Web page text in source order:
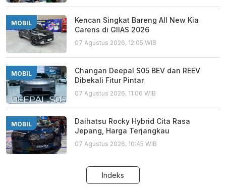
MOBIL
Kencan Singkat Bareng All New Kia
Carens di GIIAS 2026
07 Agustus 2026, 12:05 WIB
MOBIL
Changan Deepal S05 BEV dan REEV
Dibekali Fitur Pintar
07 Agustus 2026, 11:06 WIB
MOBIL
Daihatsu Rocky Hybrid Cita Rasa
Jepang, Harga Terjangkau
07 Agustus 2026, 10:45 WIB
Indeks